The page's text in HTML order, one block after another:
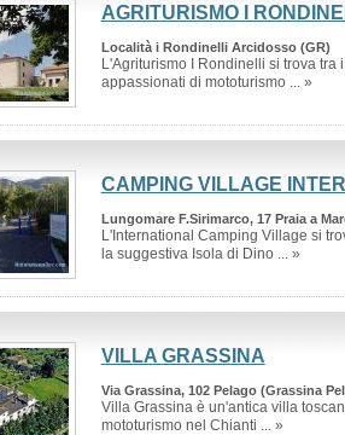
AGRITURISMO I
Località i Rondinelli Arcidosso (GR)
L'Agriturismo I Rondinelli si trova
appassionati di mototurismo ... »
CAMPING VILLAGE
Lungomare F.Sirimarco, 17 Praia a
L'International Camping Village si
la suggestiva Isola di Dino ... »
VILLA GRASSINA
Via Grassina, 102 Pelago (Grassina
Villa Grassina è un'antica villa
mototurismo nel Chianti ... »